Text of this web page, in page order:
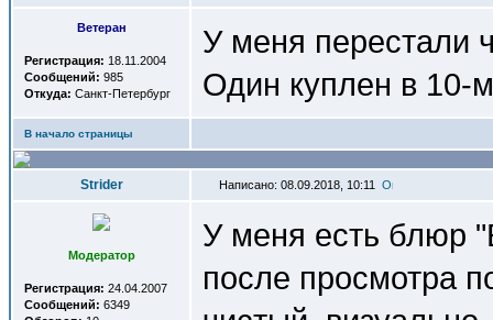
Ветеран
Регистрация: 18.11.2004
Сообщений: 985
Откуда: Санкт-Петербург
У меня перестали
Один куплен в 10-
В начало страницы
Strider Написано: 08.09.2018, 10:11
Модератор
Регистрация: 24.04.2007
Сообщений: 6349
У меня есть блюр
после просмотра